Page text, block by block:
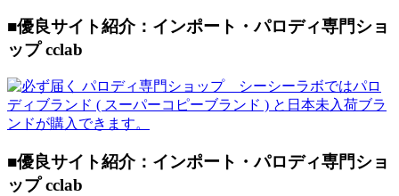
■優良サイト紹介：インポート・パロディ専門ショ
ップ cclab
■優良サイト紹介：インポート・パロディ専門ショ
ップ cclab